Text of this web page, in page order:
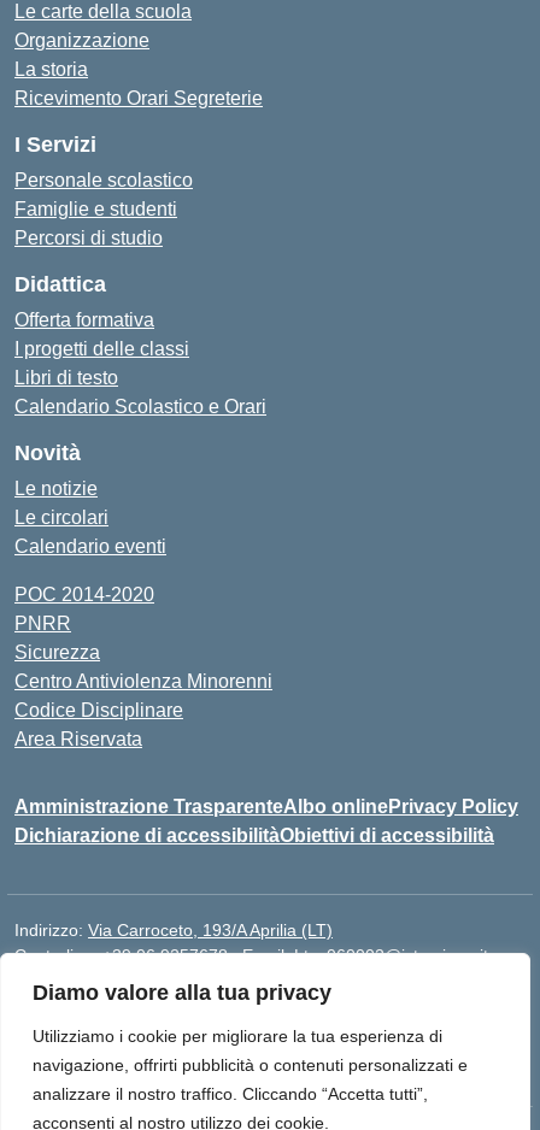
Diamo valore alla tua privacy
Utilizziamo i cookie per migliorare la tua esperienza di
navigazione, offrirti pubblicità o contenuti personalizzati e
analizzare il nostro traffico. Cliccando “Accetta tutti”,
acconsenti al nostro utilizzo dei cookie.
Le carte della scuola
Organizzazione
La storia
Ricevimento Orari Segreterie
I Servizi
Personale scolastico
Famiglie e studenti
Percorsi di studio
Didattica
Offerta formativa
I progetti delle classi
Libri di testo
Calendario Scolastico e Orari
Novità
Le notizie
Le circolari
Calendario eventi
POC 2014-2020
PNRR
Sicurezza
Centro Antiviolenza Minorenni
Codice Disciplinare
Area Riservata
Amministrazione TrasparenteAlbo onlinePrivacy Policy
Dichiarazione di accessibilitàObiettivi di accessibilità
Indirizzo: Via Carroceto, 193/A Aprilia (LT)
Centralino:+39 06 9257678 Email:Ltps060002@istruzione.it
Posta elettronica certificata (PEC):Ltps060002@pec.istruzione.it
Codice meccanografico:
LTPS060002